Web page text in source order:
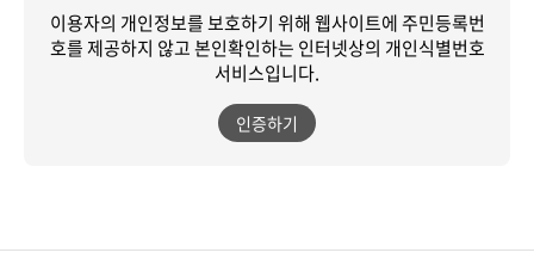
이용자의 개인정보를 보호하기 위해 웹사이트에 주민등록번
호를 제공하지 않고본인확인하는 인터넷상의 개인식별번호
서비스입니다.
인증하기